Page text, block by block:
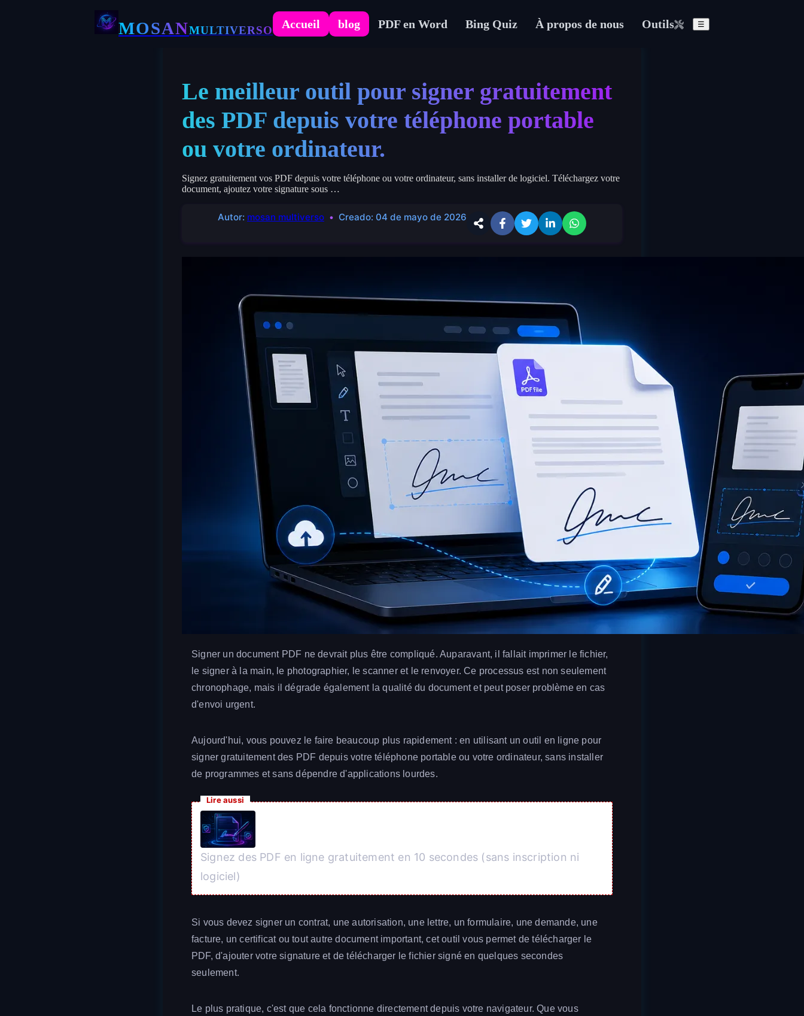
MOSANMULTIVERSO Accueil blog PDF en Word Bing Quiz À propos de nous Outils ☰
Le meilleur outil pour signer gratuitement
des PDF depuis votre téléphone portable
ou votre ordinateur.
Signez gratuitement vos PDF depuis votre téléphone ou votre ordinateur, sans installer de logiciel. Téléchargez votre
document, ajoutez votre signature sous …
Autor: mosan multiverso Creado: 04 de mayo de 2026
Signer un document PDF ne devrait plus être compliqué. Auparavant, il fallait imprimer le fichier,
le signer à la main, le photographier, le scanner et le renvoyer. Ce processus est non seulement
chronophage, mais il dégrade également la qualité du document et peut poser problème en cas
d'envoi urgent.
Aujourd'hui, vous pouvez le faire beaucoup plus rapidement : en utilisant un outil en ligne pour
signer gratuitement des PDF depuis votre téléphone portable ou votre ordinateur, sans installer
de programmes et sans dépendre d'applications lourdes.
Lire aussi
Signez des PDF en ligne gratuitement en 10 secondes (sans inscription ni
logiciel)
Si vous devez signer un contrat, une autorisation, une lettre, un formulaire, une demande, une
facture, un certificat ou tout autre document important, cet outil vous permet de télécharger le
PDF, d'ajouter votre signature et de télécharger le fichier signé en quelques secondes
seulement.
Le plus pratique, c'est que cela fonctionne directement depuis votre navigateur. Que vous